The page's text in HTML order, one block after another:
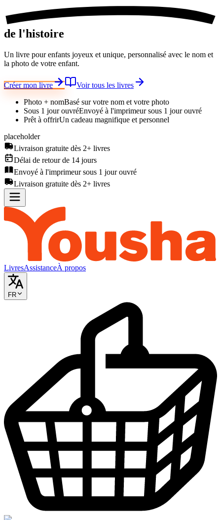
de l'histoire
Un livre pour enfants joyeux et unique, personnalisé avec le nom et
la photo de votre enfant.
Créer mon livre
Voir tous les livres
Photo + nomBasé sur votre nom et votre photo
Sous 1 jour ouvréEnvoyé à l'imprimeur sous 1 jour ouvré
Prêt à offrirUn cadeau magnifique et personnel
placeholder
Livraison gratuite dès 2+ livres
Délai de retour de 14 jours
Envoyé à l'imprimeur sous 1 jour ouvré
Livraison gratuite dès 2+ livres
LivresAssistanceÀ propos
FR